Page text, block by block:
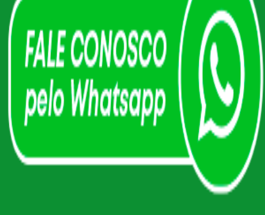
Formando Jovens e Adultos desde
1997
O curso de Comandos Elétricos com
Automação Industrial está disponível
na unidade